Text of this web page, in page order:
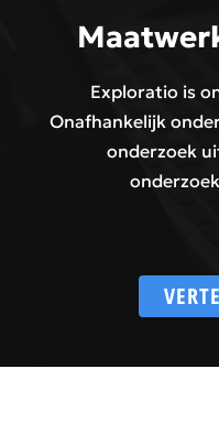
Exploratio is
Onafhankelijk
onderzoek